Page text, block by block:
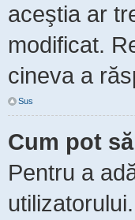
aceştia ar
modificat.
cineva a
Sus
Cum pot
Pentru a